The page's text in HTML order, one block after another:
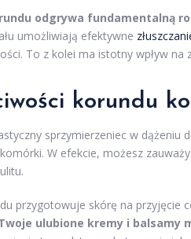
odgrywa fundamentalną
umożliwiają efektywne
To z kolei ma istotny wpływ
korundu
sprzymierzeniec w dążeniu
W efekcie, możesz
przygotowuje skórę na przyjęcie
ulubione kremy i balsamy